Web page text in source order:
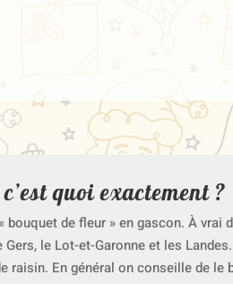
quoi exactement ?
de fleur » en gascon. Àvrai
le Lot-et-Garonne et les
raisin. En général on conseille de